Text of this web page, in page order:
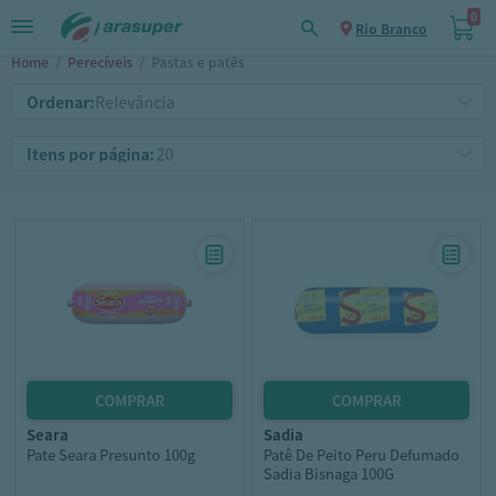
Rio Branco
0
Home / Perecíveis / Pastas e patês
Ordenar:
Itens por página:
seara
Pate Seara Presunto 100g
sadia
Patê De Peito Peru Defumado
Sadia Bisnaga 100G